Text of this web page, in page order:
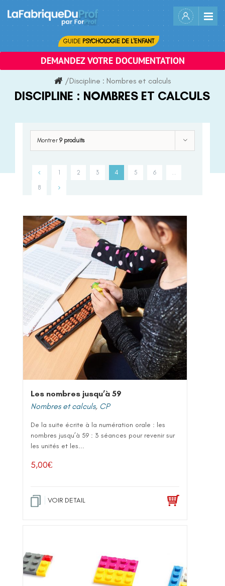
content
GUIDE PSYCHOLOGIE DE L'ENFANT
DEMANDEZ VOTRE DOCUMENTATION
/Discipline : Nombres et calculs
DISCIPLINE : NOMBRES ET CALCULS
Montrer 9 produits
1 2 3 4 5 6
8
Les nombres jusqu’à 59
Nombres et calculs, CP
De la suite écrite à la numération orale : les
nombres jusqu’à 59 : 3 séances pour revenir sur
les unités et les...
5,00€
VOIR DETAIL